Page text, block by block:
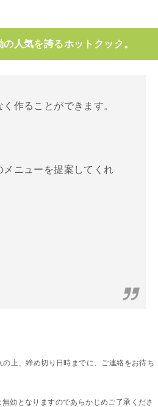
人気を誇るホットクック。
作ることができます。
メニューを提案してくれ
上、締め切り日時までに、ご連絡をお待ち
効となりますのであらかじめご了承くださ